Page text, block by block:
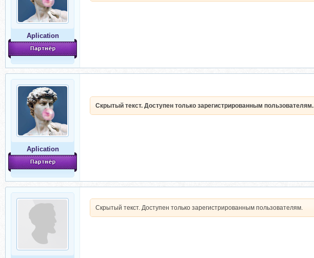
Aplication
Aplication
Скрытый текст. Доступен только зарегистрированным пользователям.
Скрытый текст. Доступен только зарегистрированным пользователям.